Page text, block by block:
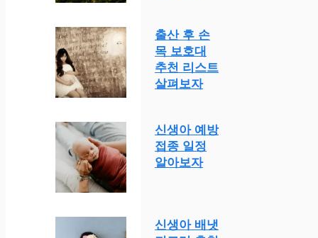
출산 후 손
목 보호대
추천 리스트
살펴보자
신생아 예방
접종 일정
알아보자
신생아 배냇